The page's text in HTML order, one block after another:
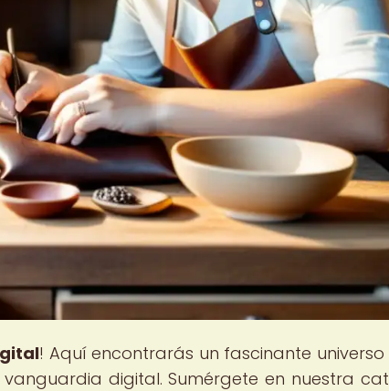
! Aquí encontrarás un fascinante
digital. Sumérgete en nuestra